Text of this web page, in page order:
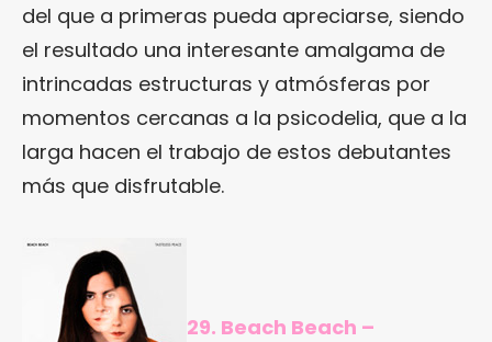
del que a primeras pueda apreciarse, siendo
el resultado una interesante amalgama de
intrincadas estructuras y atmósferas por
momentos cercanas a la psicodelia, que a la
larga hacen el trabajo de estos debutantes
más que disfrutable.
29. Beach Beach –